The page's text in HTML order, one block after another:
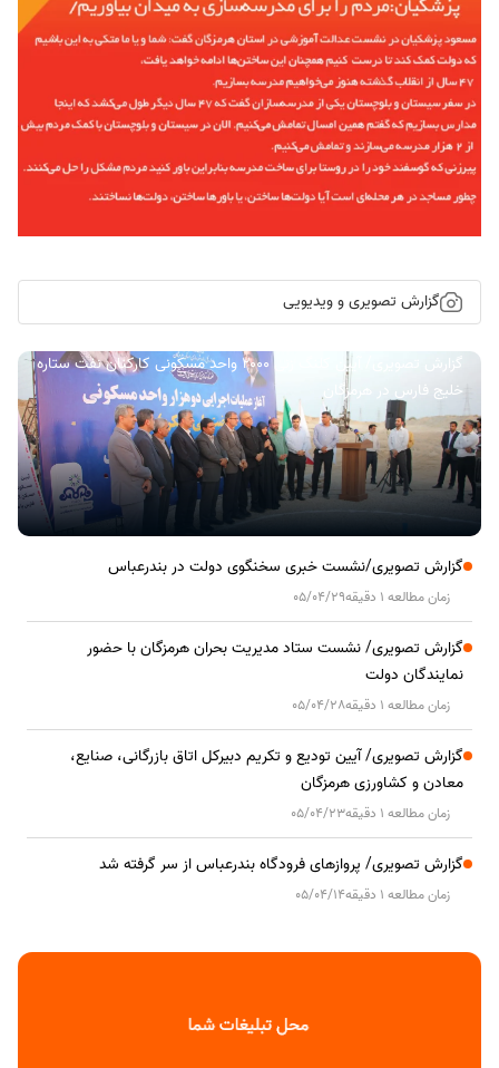
گزارش تصویری و ویدیویی
گزارش تصویری/ آیین کلنگ زنی ۲۰۰۰ واحد مسکونی کارکنان نفت ستاره
خلیج فارس در هرمزگان
گزارش تصویری/نشست خبری سخنگوی دولت در بندرعباس
زمان مطالعه 1 دقیقه 05/04/29
گزارش تصویری/ نشست ستاد مدیریت بحران هرمزگان با حضور
نمایندگان دولت
زمان مطالعه 1 دقیقه 05/04/28
گزارش تصویری/ آیین تودیع و تکریم دبیرکل اتاق بازرگانی، صنایع،
معادن و کشاورزی هرمزگان
زمان مطالعه 1 دقیقه 05/04/23
گزارش تصویری/ پروازهای فرودگاه بندرعباس از سر گرفته شد
زمان مطالعه 1 دقیقه 05/04/14